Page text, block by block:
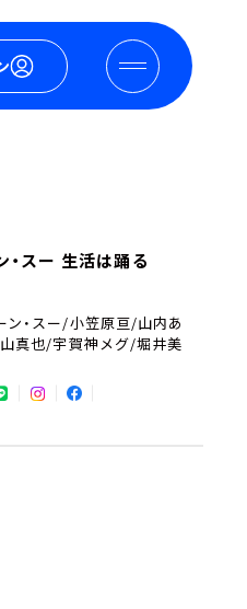
・スー 生活は踊る
ン・スー/小笠原亘/山内あ
真也/宇賀神メグ/堀井美